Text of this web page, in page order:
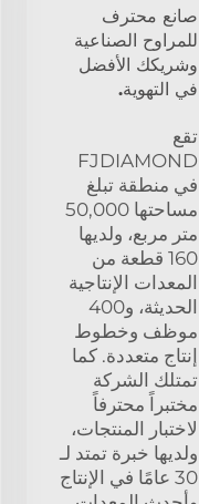
صانع محترف
للمراوح الصناعية
وشريكك الأفضل
في التهوية.
تقع
FJDIAMOND
في منطقة تبلغ
مساحتها 50,000
متر مربع، ولديها
160 قطعة من
المعدات الإنتاجية
الحديثة، و400
موظف وخطوط
إنتاج متعددة. كما
تمتلك الشركة
مختبراً محترفاً
لاختبار المنتجات،
ولديها خبرة تمتد لـ
30 عامًا في الإنتاج